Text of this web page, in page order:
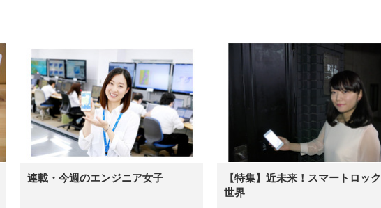
連載・今週のエンジニア女子
【特集】近未来！スマートロッ
世界